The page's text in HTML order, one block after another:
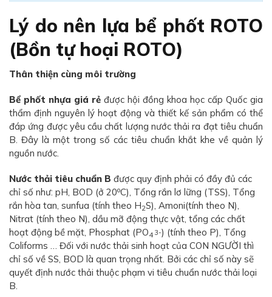
Lý do nên lựa bể phốt ROTO
(Bồn tự hoại ROTO)
Thân thiện cùng môi trường
Bể phốt nhựa giá rẻ được hội đồng khoa học cấp Quốc gia
thẩm định nguyên lý hoạt động và thiết kế sản phẩm có thể
đáp ứng được yêu cầu chất lượng nước thải ra đạt tiêu chuẩn
B. Đây là một trong số các tiêu chuẩn khắt khe về quản lý
nguồn nước.
Nước thải tiêu chuẩn B được quy định phải có đầy đủ các
chỉ số như: pH, BOD (ở 20oC), Tổng rắn lơ lững (TSS), Tổng
rắn hòa tan, sunfua (tính theo H2S), Amoni(tính theo N),
Nitrat (tính theo N), dầu mỡ động thực vật, tổng các chất
hoạt động bề mặt, Phosphat (PO4 3-) (tính theo P), Tổng
Coliforms … Đối với nước thải sinh hoạt của CON NGƯỜI thì
chỉ số về SS, BOD là quan trọng nhất. Bởi các chỉ số này sẽ
quyết định nước thải thuộc phạm vi tiêu chuẩn nước thải loại
B.